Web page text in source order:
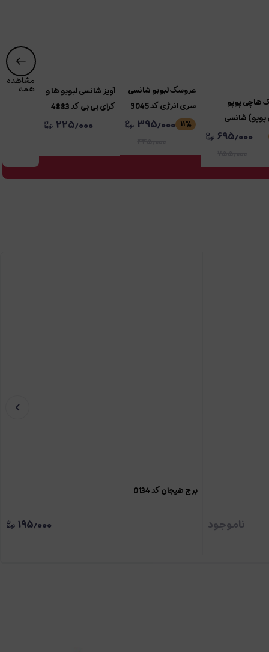
هاچی پوپو
شانسی
۶۹۵٫۰۰۰
عروسک لبوبو شانسی
سری انرژی کد 3045
۱۱٪ ۳۹۵٫۰۰۰
آویز شانسی لبوبو ها و
کرای بی بی کد 4883
۲۲۵٫۰۰۰
مشاهده
همه
ناموجود
برج هیجان کد 0134
۱۹۵٫۰۰۰